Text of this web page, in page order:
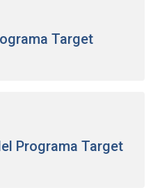
Target
Programa Target